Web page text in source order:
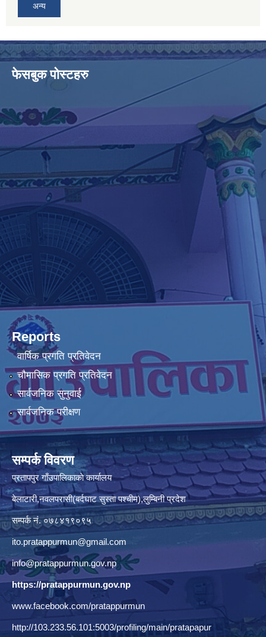
अन्य
फेसबुक पोस्टहरु
Reports
वार्षिक प्रगति प्रतिवेदन
चौमासिक प्रगति प्रतिवेदन
सार्वजनिक सुनुवाई
सार्वजनिक परीक्षण
सम्पर्क विवरण
प्रतापपुर गाँउपालिकाकाे कार्यालय
बेलाटारी,नवलपरासी(बर्दघाट सुस्ता पश्चीम),लुम्बिनी प्रदेश
सम्पर्क नं. ०७८४१९०९५
ito.pratappurmun@gmail.com
info@pratappurmun.gov.np
https://pratappurmun.gov.np
www.facebook.com/pratappurmun
http://103.233.56.101:5003/profiling/main/pratapapur